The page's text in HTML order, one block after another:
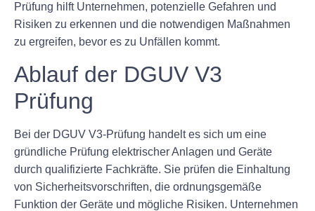
Prüfung hilft Unternehmen, potenzielle Gefahren und
Risiken zu erkennen und die notwendigen Maßnahmen
zu ergreifen, bevor es zu Unfällen kommt.
Ablauf der DGUV V3
Prüfung
Bei der DGUV V3-Prüfung handelt es sich um eine
gründliche Prüfung elektrischer Anlagen und Geräte
durch qualifizierte Fachkräfte. Sie prüfen die Einhaltung
von Sicherheitsvorschriften, die ordnungsgemäße
Funktion der Geräte und mögliche Risiken. Unternehmen